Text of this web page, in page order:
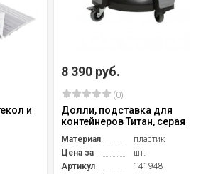
и
8 390 руб.
(0)
Долли, подставка для
контейнеров Титан, серая
Материал
пластик
Цена за
шт.
Артикул
141948